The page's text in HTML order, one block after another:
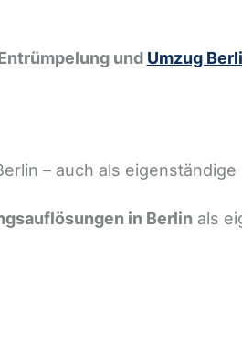
und Umzug
– auch als eigenständige
in Berlin als